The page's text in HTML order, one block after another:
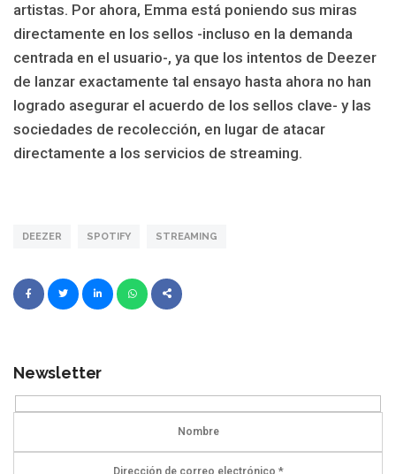
artistas. Por ahora, Emma está poniendo sus miras
directamente en los sellos -incluso en la demanda
centrada en el usuario-, ya que los intentos de Deezer
de lanzar exactamente tal ensayo hasta ahora no han
logrado asegurar el acuerdo de los sellos clave- y las
sociedades de recolección, en lugar de atacar
directamente a los servicios de streaming.
DEEZER SPOTIFY STREAMING
Newsletter